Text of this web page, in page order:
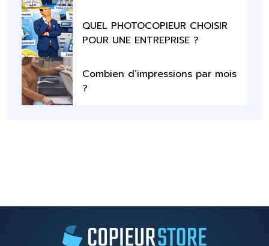
QUEL PHOTOCOPIEUR CHOISIR
POUR UNE ENTREPRISE ?
Combien d’impressions par mois
?